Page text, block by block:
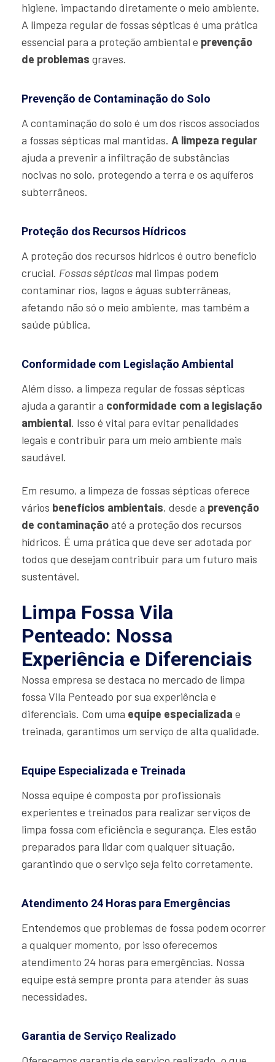
higiene, impactando diretamente o meio ambiente.
A limpeza regular de fossas sépticas é uma prática
essencial para a proteção ambiental e prevenção
de problemas graves.
Prevenção de Contaminação do Solo
A contaminação do solo é um dos riscos associados
a fossas sépticas mal mantidas. A limpeza regular
ajuda a prevenir a infiltração de substâncias
nocivas no solo, protegendo a terra e os aquíferos
subterrâneos.
Proteção dos Recursos Hídricos
A proteção dos recursos hídricos é outro benefício
crucial. Fossas sépticas mal limpas podem
contaminar rios, lagos e águas subterrâneas,
afetando não só o meio ambiente, mas também a
saúde pública.
Conformidade com Legislação Ambiental
Além disso, a limpeza regular de fossas sépticas
ajuda a garantir a conformidade com a legislação
ambiental. Isso é vital para evitar penalidades
legais e contribuir para um meio ambiente mais
saudável.
Em resumo, a limpeza de fossas sépticas oferece
vários benefícios ambientais, desde a prevenção
de contaminaçãoaté a proteção dos recursos
hídricos. É uma prática que deve ser adotada por
todos que desejam contribuir para um futuro mais
sustentável.
Limpa Fossa Vila
Penteado: Nossa
Experiência e Diferenciais
Nossa empresa se destaca no mercado de limpa
fossa Vila Penteado por sua experiência e
diferenciais. Com uma equipe especializada e
treinada, garantimos um serviço de alta qualidade.
Equipe Especializada e Treinada
Nossa equipe é composta por profissionais
experientes e treinados para realizar serviços de
limpa fossa com eficiência e segurança. Eles estão
preparados para lidar com qualquer situação,
garantindo que o serviço seja feito corretamente.
Atendimento 24 Horas para Emergências
Entendemos que problemas de fossa podem ocorrer
a qualquer momento, por isso oferecemos
atendimento 24 horas para emergências. Nossa
equipe está sempre pronta para atender às suas
necessidades.
Garantia de Serviço Realizado